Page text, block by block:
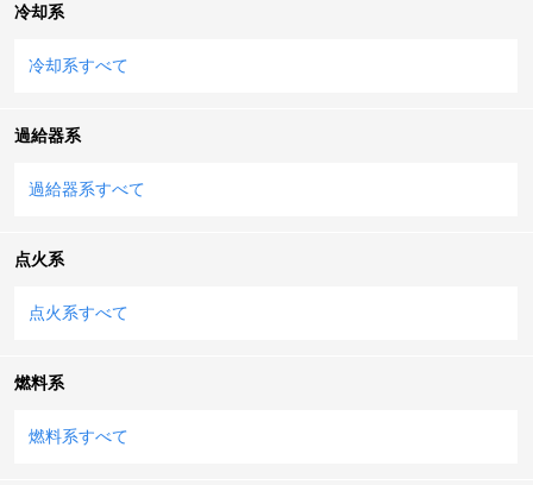
冷却系
冷却系すべて
過給器系
過給器系すべて
点火系
点火系すべて
燃料系
燃料系すべて